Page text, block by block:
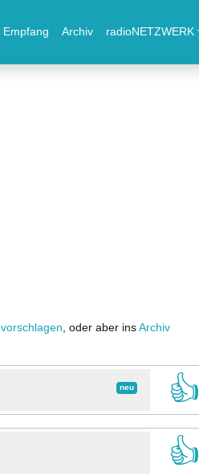
Empfang Archiv radioNETZWERK
vorschlagen , oder aber ins Archiv
neu
👍
👍